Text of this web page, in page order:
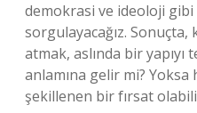
demokrasi ve ideoloji gibi
sorgulayacağız. Sonuçta,
atmak, aslında bir
anlamına gelir mi? Yoksa
şekillenen bir fırsat